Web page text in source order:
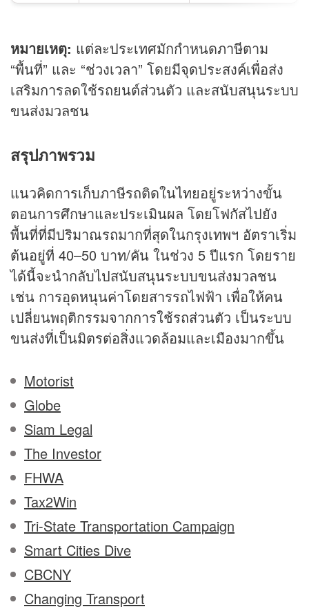
หมายเหตุ: แต่ละประเทศมักกำหนดภาษีตาม
“พื้นที่” และ “ช่วงเวลา” โดยมีจุดประสงค์เพื่อส่ง
เสริมการลดใช้รถยนต์ส่วนตัว และสนับสนุนระบบ
ขนส่งมวลชน
สรุปภาพรวม
แนวคิดการเก็บภาษีรถติดในไทยอยู่ระหว่างขั้น
ตอนการศึกษาและประเมินผล โดยโฟกัสไปยัง
พื้นที่ที่มีปริมาณรถมากที่สุดในกรุงเทพฯ อัตราเริ่ม
ต้นอยู่ที่ 40–50 บาท/คัน ในช่วง 5 ปีแรก โดยราย
ได้นี้จะนำกลับไปสนับสนุนระบบขนส่งมวลชน
เช่น การอุดหนุนค่าโดยสารรถไฟฟ้า เพื่อให้คน
เปลี่ยนพฤติกรรมจากการใช้รถส่วนตัว เป็นระบบ
ขนส่งที่เป็นมิตรต่อสิ่งแวดล้อมและเมืองมากขึ้น
Motorist
Globe
Siam Legal
The Investor
FHWA
Tax2Win
Tri-State Transportation Campaign
Smart Cities Dive
CBCNY
Changing Transport